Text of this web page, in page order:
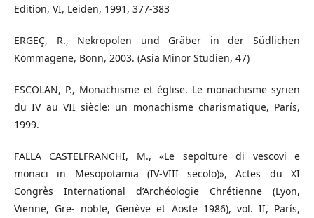
Edition, VI, Leiden, 1991, 377-383
ERGEÇ, R., Nekropolen und Gräber in der Südlichen
Kommagene, Bonn, 2003. (Asia Minor Studien, 47)
ESCOLAN, P., Monachisme et église. Le monachisme syrien
du IV au VII siècle: un monachisme charismatique, París,
1999.
FALLA CASTELFRANCHI, M., «Le sepolture di vescovi e
monaci in Mesopotamia (IV-VIII secolo)», Actes du XI
Congrès International d’Archéologie Chrétienne (Lyon,
Vienne, Gre- noble, Genève et Aoste 1986), vol. II, París,